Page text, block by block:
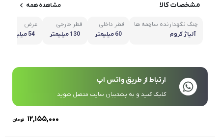
مشخصات کالا مشاهده همه
چنگ نگهدارنده ساچمه ها
آلیاژ کروم
قطر داخلی
60 میلیمتر
قطر خارجی
130 میلیمتر
عرض
54 میلیمتر
ارتباط از طریق واتس اپ
کلیک کنید و به پشتیبان سایت متصل شوید
۱۲,۱۵۵,۰۰۰ تومان